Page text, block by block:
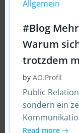
Allgemein
#Blog
Warum
trotzdem
by AO.Profil
Public
sondern ein
Read more